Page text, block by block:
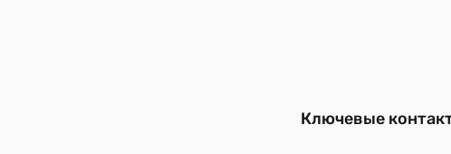
Ключевые